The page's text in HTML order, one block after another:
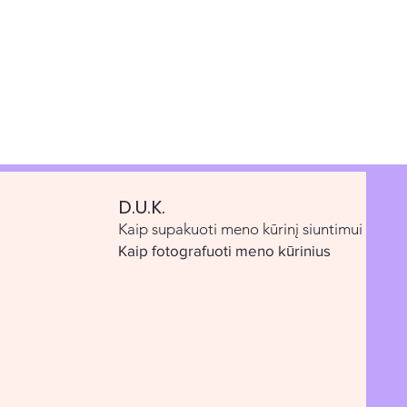
D.U.K.
Kaip supakuoti meno kūrinį siuntimui
Kaip fotografuoti meno kūrinius